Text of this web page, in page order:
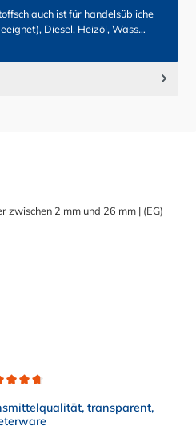
ist für handelsübliche
Diesel, Heizöl, Wass…
transparent,